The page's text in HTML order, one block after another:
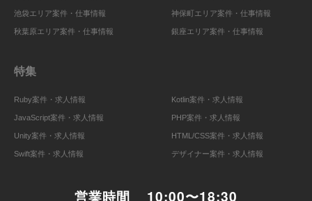
池袋エリア案件・仕事情報
秋葉原エリア案件・仕事情報
神保町エリア案件・仕事情報
銀座エリア案件・仕事情報
特集
Ruby案件・求人情報
JavaScript案件・求人情報
Unity案件・求人情報
Swift案件・求人情報
Kotlin案件・求人情報
PHP案件・求人情報
HTML/CSS案件・求人情報
デザイナー案件・求人情報
営業時間 10:00〜18:30